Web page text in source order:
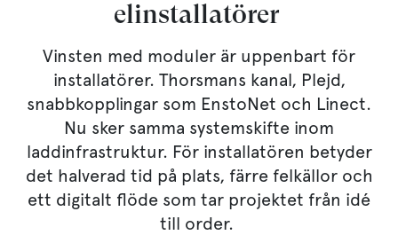
Installation
Support
Nyheter
elinstallatörer
Vinsten med moduler är uppenbart för
installatörer. Thorsmans kanal, Plejd,
snabbkopplingar som EnstoNet och Linect.
Nu sker samma systemskifte inom
laddinfrastruktur. För installatören betyder
det halverad tid på plats, färre felkällor och
ett digitalt flöde som tar projektet från idé
till order.